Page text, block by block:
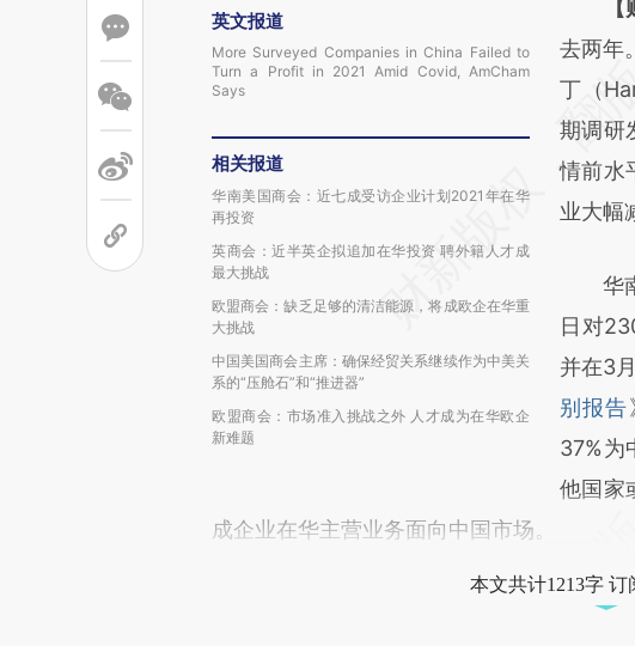
英文报道
More Surveyed Companies in China Failed to
Turn a Profit in 2021 Amid Covid, AmCham
Says
相关报道
华南美国商会：近七成受访企业计划2021年在华
再投资
英商会：近半英企拟追加在华投资 聘外籍人才成
最大挑战
欧盟商会：缺乏足够的清洁能源，将成欧企在华重
大挑战
中国美国商会主席：确保经贸关系继续作为中美关
系的“压舱石”和“推进器”
欧盟商会：市场准入挑战之外 人才成为在华欧企
新难题
请务
AI
成，可
新观点
去两年
丁（
期调研
情前水
业大幅
华南
日对
并在3
别报告
37%为
他国家
成企业在华主营业务面向中国市场。
本文共计1213字